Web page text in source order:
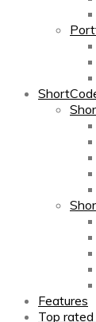
Features
Top